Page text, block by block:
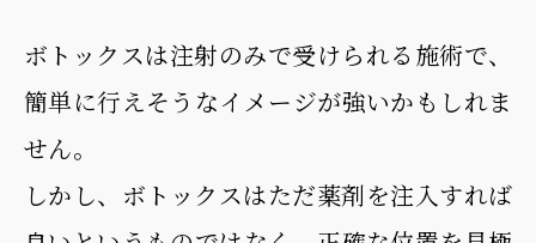
ボトックスは注射のみで受けられる施術で、
簡単に行えそうなイメージが強いかもしれま
せん。
しかし、ボトックスはただ薬剤を注入すれば